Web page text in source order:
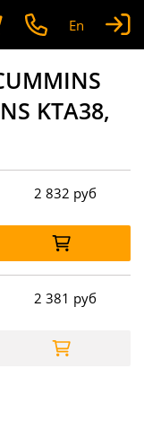
En
KTA38,
2 832 руб
2 381 руб